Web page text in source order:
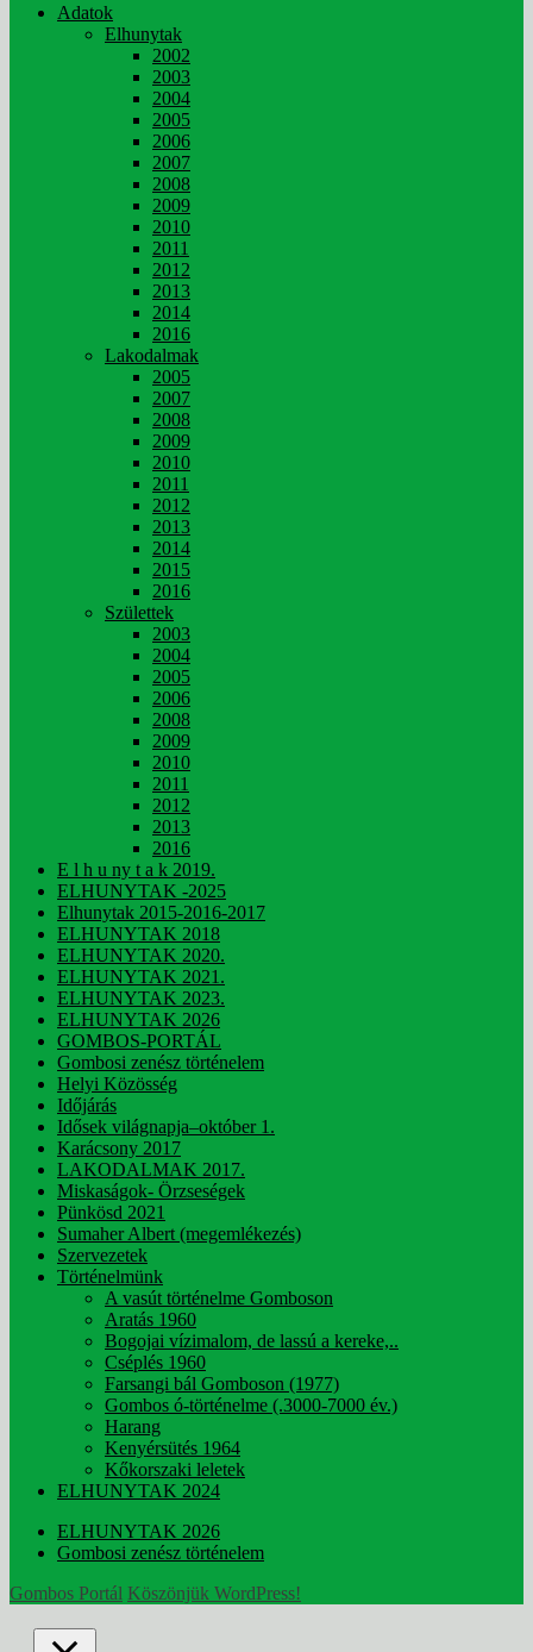
Adatok
Elhunytak
2002
2003
2004
2005
2006
2007
2008
2009
2010
2011
2012
2013
2014
2016
Lakodalmak
2005
2007
2008
2009
2010
2011
2012
2013
2014
2015
2016
Születtek
2003
2004
2005
2006
2008
2009
2010
2011
2012
2013
2016
E l h u ny t a k 2019.
ELHUNYTAK -2025
Elhunytak 2015-2016-2017
ELHUNYTAK 2018
ELHUNYTAK 2020.
ELHUNYTAK 2021.
ELHUNYTAK 2023.
ELHUNYTAK 2026
GOMBOS-PORTÁL
Gombosi zenész történelem
Helyi Közösség
Időjárás
Idősek világnapja–október 1.
Karácsony 2017
LAKODALMAK 2017.
Miskaságok- Örzseségek
Pünkösd 2021
Sumaher Albert (megemlékezés)
Szervezetek
Történelmünk
A vasút történelme Gomboson
Aratás 1960
Bogojai vízimalom, de lassú a kereke,..
Cséplés 1960
Farsangi bál Gomboson (1977)
Gombos ó-történelme (.3000-7000 év.)
Harang
Kenyérsütés 1964
Kőkorszaki leletek
ELHUNYTAK 2024
ELHUNYTAK 2026
Gombosi zenész történelem
Gombos Portál Köszönjük WordPress!